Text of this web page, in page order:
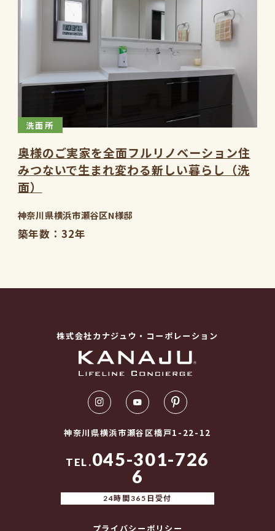
洗面所
奥様のご実家を全面フルリノベーション住
みつないで生まれ変わる新しい暮らし（洗
面）
神奈川県横浜市瀬谷区N様邸
築年数 32年
株式会社カナジュウ・コーポレーション
神奈川県横浜市瀬谷区橋戸1-22-12
TEL.045-301-726
6
24時間365日受付
プライバシーポリシー